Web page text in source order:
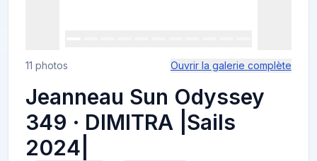
11 photos Ouvrir la galerie complète
Jeanneau Sun Odyssey
349 · DIMITRA |Sails
2024|